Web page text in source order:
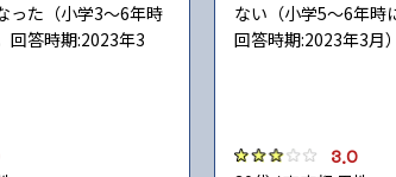
った（小学3〜6年時
回答時期:2023年3
ない（小学5〜6年時
回答時期:2023年3月）
3.0